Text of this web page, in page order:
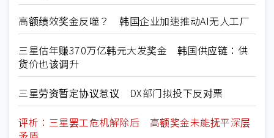
高额绩效奖金反噬？ 韩国企业加速推动AI无人工厂
三星估年赚370万亿韩元大发奖金 韩国供应链：供
货价也该调升
三星劳资暂定协议惹议 DX部门拟投下反对票
评析：三星罢工危机解除后 高额奖金未能抚平深层